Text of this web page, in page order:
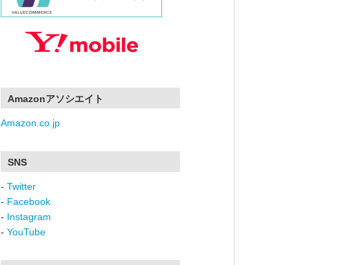
Amazonアソシエイト
Amazon.co.jp
SNS
- Twitter
- Facebook
- Instagram
- YouTube